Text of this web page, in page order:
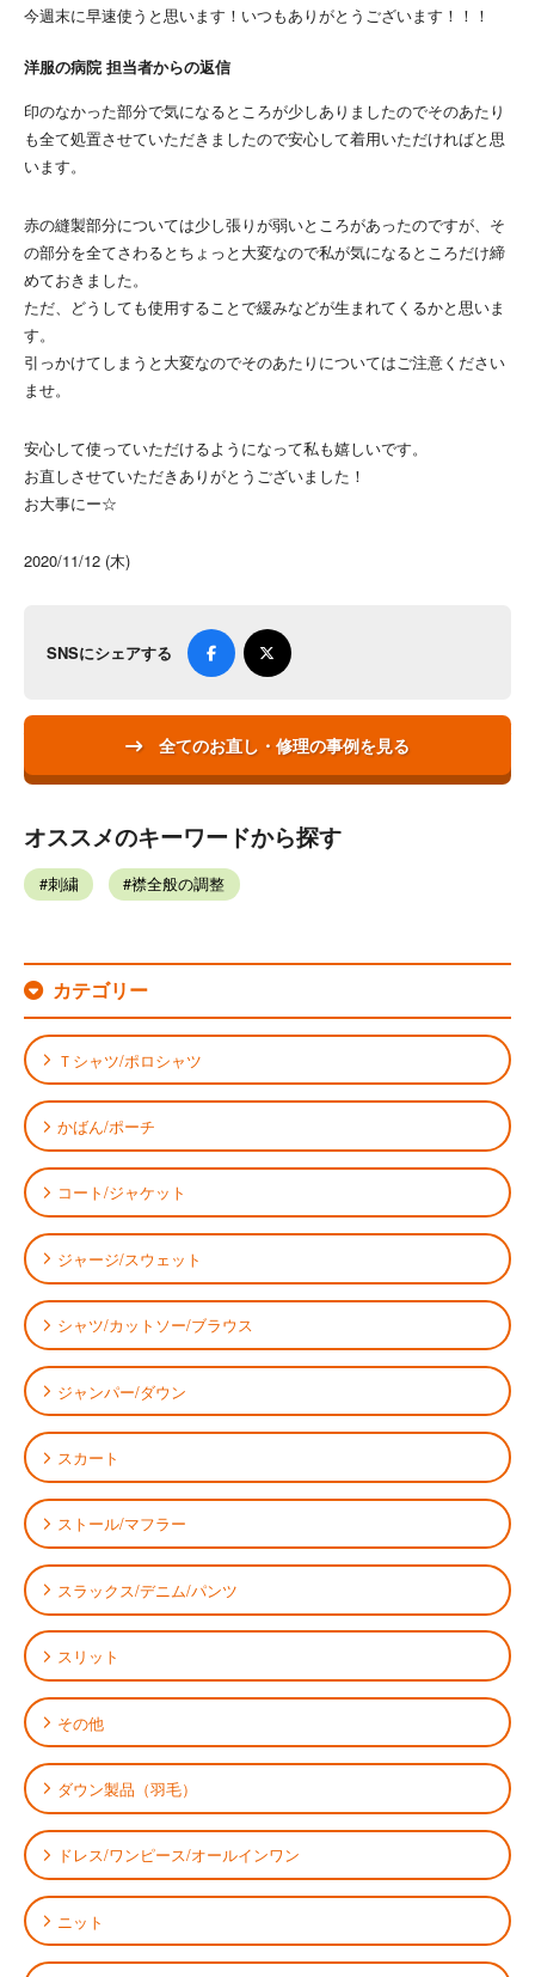
今週末に早速使うと思います！いつもありがとうございます！！！
洋服の病院 担当者からの返信
印のなかった部分で気になるところが少しありましたのでそのあたり
も全て処置させていただきましたので安心して着用いただければと思
います。
赤の縫製部分については少し張りが弱いところがあったのですが、そ
の部分を全てさわるとちょっと大変なので私が気になるところだけ締
めておきました。
ただ、どうしても使用することで緩みなどが生まれてくるかと思いま
す。
引っかけてしまうと大変なのでそのあたりについてはご注意ください
ませ。
安心して使っていただけるようになって私も嬉しいです。
お直しさせていただきありがとうございました！
お大事にー☆
2020/11/12 (木)
SNSにシェアする
全てのお直し・修理の事例を見る
オススメのキーワードから探す
刺繍 襟全般の調整
カテゴリー
Ｔシャツ/ポロシャツ
かばん/ポーチ
コート/ジャケット
ジャージ/スウェット
シャツ/カットソー/ブラウス
ジャンパー/ダウン
スカート
ストール/マフラー
スラックス/デニム/パンツ
スリット
その他
ダウン製品（羽毛）
ドレス/ワンピース/オールインワン
ニット